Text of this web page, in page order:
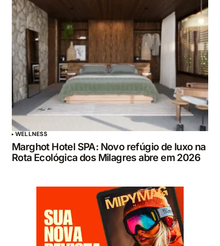
WELLNESS
Marghot Hotel SPA: Novo refúgio de luxo na
Rota Ecológica dos Milagres abre em 2026